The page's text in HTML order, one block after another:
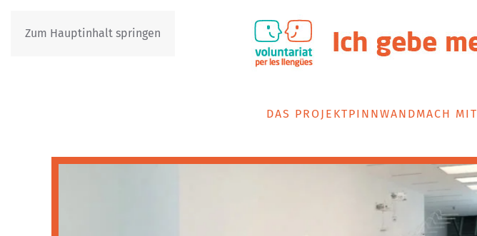
Zum Hauptinhalt springen
DAS PROJEKTPINNWANDMACH MIT